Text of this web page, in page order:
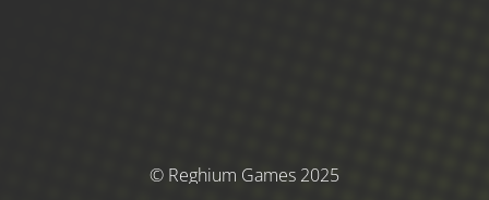
© Reghium Games 2025